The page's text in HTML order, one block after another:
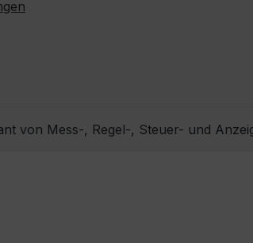
von Mess-, Regel-, Steuer- und